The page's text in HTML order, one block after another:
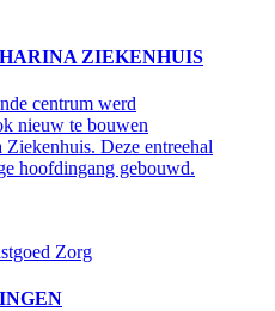
ZIEKENHUIS
centrum werd
nieuw te bouwen
Deze entreehal
hoofdingang gebouwd.
Zorg